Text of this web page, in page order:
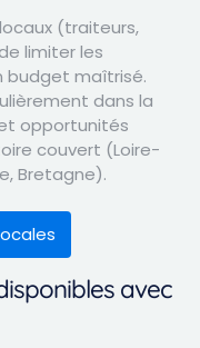
(traiteurs,
limiter les
budget maîtrisé.
dans la
opportunités
couvert (Loire-
Bretagne).
avec